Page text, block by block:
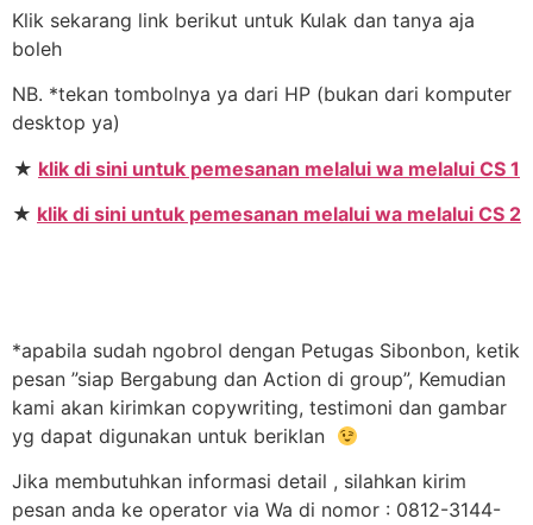
Klik sekarang link berikut untuk Kulak dan tanya aja
boleh
NB. *tekan tombolnya ya dari HP (bukan dari komputer
desktop ya)
★ klik di sini untuk pemesanan melalui wa melalui CS 1
★ klik di sini untuk pemesanan melalui wa melalui CS 2
*apabila sudah ngobrol dengan Petugas Sibonbon, ketik
pesan ”siap Bergabung dan Action di group”, Kemudian
kami akan kirimkan copywriting, testimoni dan gambar
yg dapat digunakan untuk beriklan
Jika membutuhkan informasi detail , silahkan kirim
pesan anda ke operator via Wa di nomor : 0812-3144-